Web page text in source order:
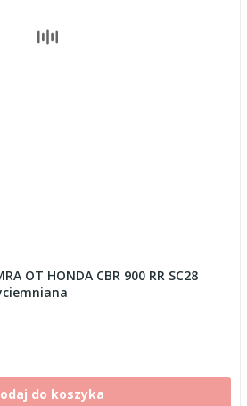
OT HONDA CBR 900 RR SC28
do koszyka